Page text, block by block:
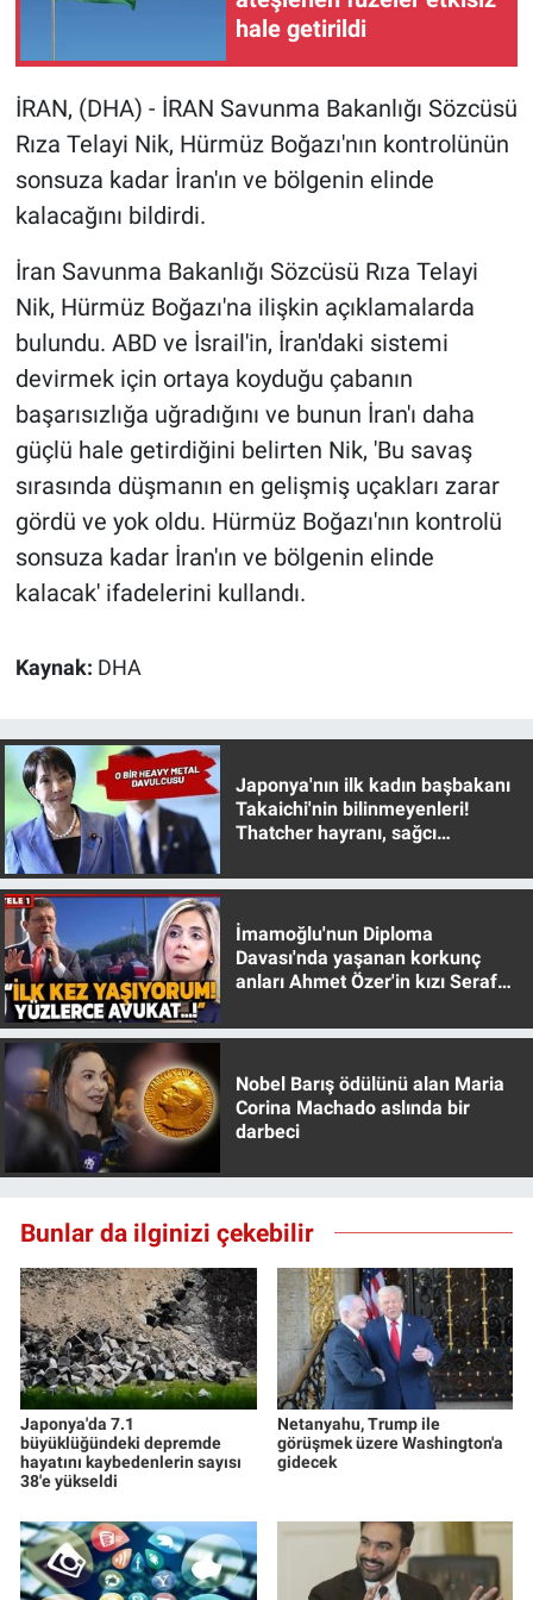
hale getirildi
İRAN, (DHA) - İRAN Savunma Bakanlığı Sözcüsü
Rıza Telayi Nik, Hürmüz Boğazı'nın kontrolünün
sonsuza kadar İran'ın ve bölgenin elinde
kalacağını bildirdi.
İran Savunma Bakanlığı Sözcüsü Rıza Telayi
Nik, Hürmüz Boğazı'na ilişkin açıklamalarda
bulundu. ABD ve İsrail'in, İran'daki sistemi
devirmek için ortaya koyduğu çabanın
başarısızlığa uğradığını ve bunun İran'ı daha
güçlü hale getirdiğini belirten Nik, 'Bu savaş
sırasında düşmanın en gelişmiş uçakları zarar
gördü ve yok oldu. Hürmüz Boğazı'nın kontrolü
sonsuza kadar İran'ın ve bölgenin elinde
kalacak' ifadelerini kullandı.
Kaynak: DHA
Japonya'nın ilk kadın başbakanı
Takaichi'nin bilinmeyenleri!
Thatcher hayranı, sağcı
İmamoğlu'nun Diploma
Davası'nda yaşanan korkunç
anları Ahmet Özer'in kızı Seraf
Nobel Barış ödülünü alan Maria
Corina Machado aslında bir
darbeci
Bunlar da ilginizi çekebilir
Japonya'da 7.1
büyüklüğündeki depremde
hayatını kaybedenlerin sayısı
38'e yükseldi
Netanyahu, Trump ile
görüşmek üzere Washington'a
gidecek
Gündem Özel
Günün görüntüsü
Haber
Kimdir
Koronavirüs
Kültür Sanat
Ne demişti
Nedir
Popüler
Programlar
Spor
Teknoloji
Türkiye'nin Geleceği
Türkiye'nin Gündemi
Yerel Gündem
Yerel Yaşam
Canlı Yayın